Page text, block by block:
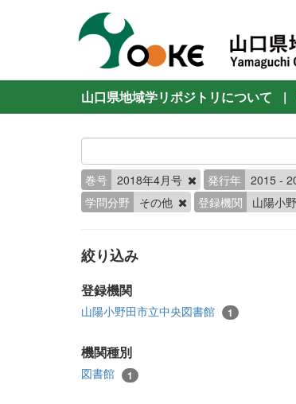
山口県地域学リポジトリについて |
巻号 2018年4月号 発行年 2015 -
学問分野
その他 登録機関 山陽小
絞り込み
登録機関
山陽小野田市立中央図書館 1
機関種別
図書館 1